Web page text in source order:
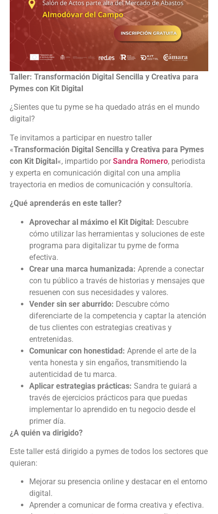
Taller: Transformación Digital Sencilla y Creativa para
Pymes con Kit Digital
¿Sientes que tu pyme se ha quedado atrás en el mundo
digital?
Te invitamos a participar en nuestro taller
«Transformación Digital Sencilla y Creativa para Pymes
con Kit Digital«, impartido por Sandra Romero, periodista
y experta en comunicación digital con una amplia
trayectoria en medios de comunicación y consultoría.
¿Qué aprenderás en este taller?
Aprovechar al máximo el Kit Digital: Descubre
cómo utilizar las herramientas y soluciones de este
programa para digitalizar tu pyme de forma
efectiva.
Crear una marca humanizada: Aprende a conectar
con tu público a través de historias y mensajes que
resuenen con sus necesidades y valores.
Vender sin ser aburrido: Descubre cómo
diferenciarte de la competencia y captar la atención
de tus clientes con estrategias creativas y
entretenidas.
Comunicar con honestidad: Aprende el arte de la
venta honesta y sin engaños, transmitiendo la
autenticidad de tu marca.
Aplicar estrategias prácticas: Sandra te guiará a
través de ejercicios prácticos para que puedas
implementar lo aprendido en tu negocio desde el
primer día.
¿A quién va dirigido?
Este taller está dirigido a pymes de todos los sectores que
quieran:
Mejorar su presencia online y destacar en el entorno
digital.
Aprender a comunicar de forma creativa y efectiva.